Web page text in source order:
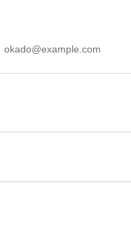
okado@example.com